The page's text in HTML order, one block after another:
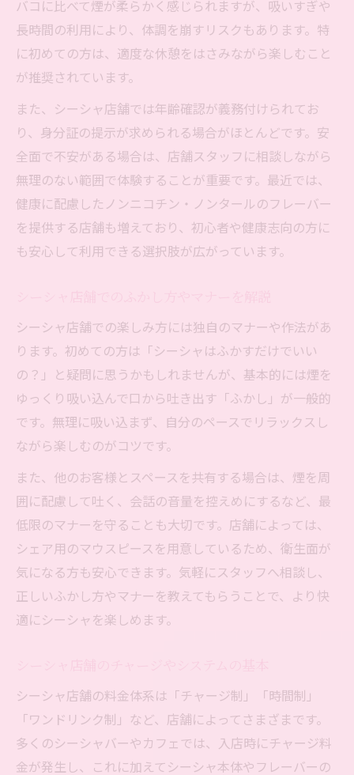
バコに比べて煙が柔らかく感じられますが、吸いすぎや
長時間の利用により、体調を崩すリスクもあります。特
に初めての方は、適度な休憩をはさみながら楽しむこと
が推奨されています。
また、シーシャ店舗では年齢確認が義務付けられてお
り、身分証の提示が求められる場合がほとんどです。安
全面で不安がある場合は、店舗スタッフに相談しながら
無理のない範囲で体験することが重要です。最近では、
健康に配慮したノンニコチン・ノンタールのフレーバー
を提供する店舗も増えており、初心者や健康志向の方に
も安心して利用できる選択肢が広がっています。
シーシャ店舗での楽しみ方には独自のマナーや作法があ
ります。初めての方は「シーシャはふかすだけでいい
の？」と疑問に思うかもしれませんが、基本的には煙を
ゆっくり吸い込んで口から吐き出す「ふかし」が一般的
です。無理に吸い込まず、自分のペースでリラックスし
ながら楽しむのがコツです。
また、他のお客様とスペースを共有する場合は、煙を周
囲に配慮して吐く、会話の音量を控えめにするなど、最
低限のマナーを守ることも大切です。店舗によっては、
シェア用のマウスピースを用意しているため、衛生面が
気になる方も安心できます。気軽にスタッフへ相談し、
正しいふかし方やマナーを教えてもらうことで、より快
適にシーシャを楽しめます。
シーシャ店舗の料金体系は「チャージ制」「時間制」
「ワンドリンク制」など、店舗によってさまざまです。
多くのシーシャバーやカフェでは、入店時にチャージ料
金が発生し、これに加えてシーシャ本体やフレーバーの